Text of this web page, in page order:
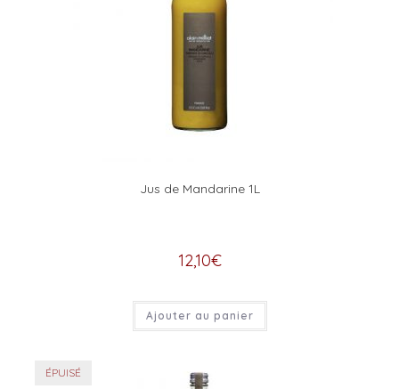
Jus de Mandarine 1L
12,10€
Ajouter au panier
ÉPUISÉ